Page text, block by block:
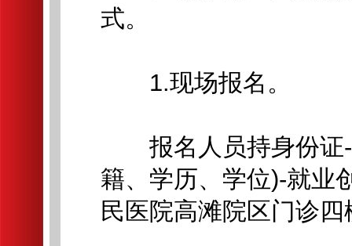
式。
1.现场报名。
报名人员持身份证-
籍、学历、学位)-就业
民医院高滩院区门诊